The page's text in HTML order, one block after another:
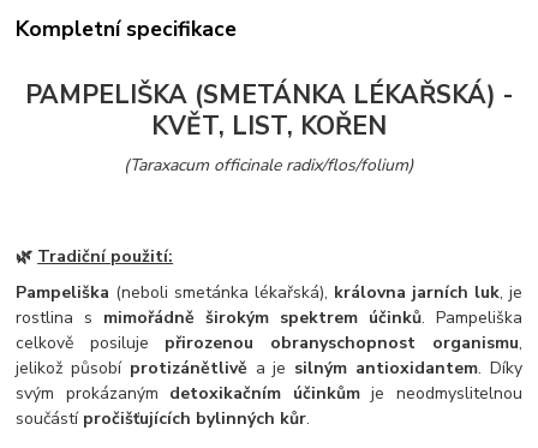
Kompletní specifikace
PAMPELIŠKA (SMETÁNKA LÉKAŘSKÁ) -
KVĚT, LIST, KOŘEN
(Taraxacum officinale radix/flos/folium)
🌿 Tradiční použití:
Pampeliška (neboli smetánka lékařská), královna jarních luk, je
rostlina s mimořádně širokým spektrem účinků. Pampeliška
celkově posiluje přirozenou obranyschopnost organismu,
jelikož působí protizánětlivě a je silným antioxidantem. Díky
svým prokázaným detoxikačním účinkůmje neodmyslitelnou
součástí pročišťujících bylinných kůr.